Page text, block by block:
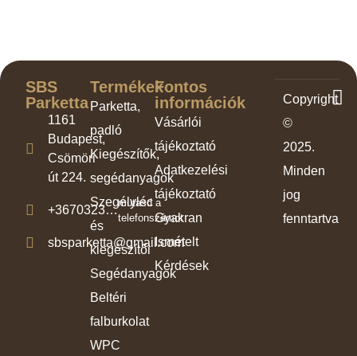
SBS
Parketta
1161
Budapest,
Csömöri
út 224.
+3670323…
mutasd a
telefonszámot
sbsparketta@gmail.com
Termékek
Parketta,
padló
Kiegészítők,
segédanyagok
Szegélyléc
és
kiegészítői
Segédanyagok
Beltéri
falburkolat
WPC
Fontos
információk
Vásárlói
tájékoztató
Adatkezelési
tájékoztató
Gyakran
Ismételt
Kérdések
Copyright
©
2025.
Minden
jog
fenntartva